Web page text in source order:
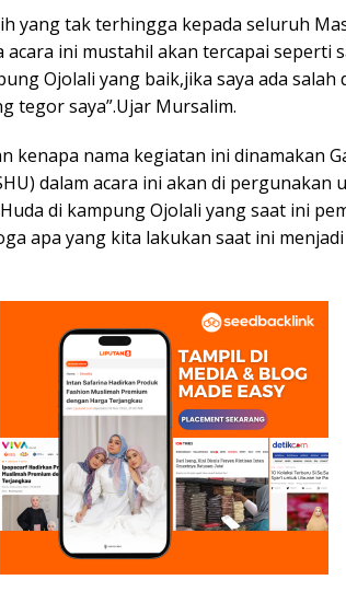
yang tak terhingga kepada seluruh
ini mustahil akan tercapai seperti
Ojolali yang baik,jika saya ada salah
tegor saya”.Ujar Mursalim.
kenapa nama kegiatan ini dinamakan
dalam acara ini akan di pergunakan
di kampung Ojolali yang saat ini
apa yang kita lakukan saat ini